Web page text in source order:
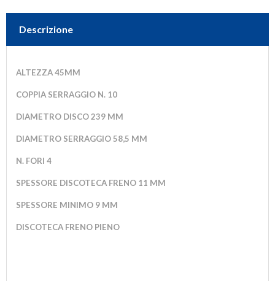
Descrizione
ALTEZZA 45MM
COPPIA SERRAGGIO N. 10
DIAMETRO DISCO 239 MM
DIAMETRO SERRAGGIO 58,5 MM
N. FORI 4
SPESSORE DISCOTECA FRENO 11 MM
SPESSORE MINIMO 9 MM
DISCOTECA FRENO PIENO